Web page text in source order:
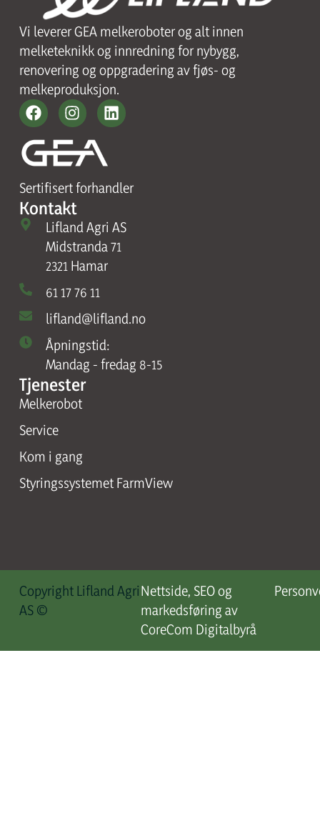
Vi leverer GEA melkeroboter og alt innen
melketeknikk og innredning for nybygg,
renovering og oppgradering av fjøs- og
melkeproduksjon.
Sertifisert forhandler
Kontakt
Lifland Agri AS
Midstranda 71
2321 Hamar
61 17 76 11
lifland@lifland.no
Åpningstid:
Mandag - fredag 8-15
Tjenester
Melkerobot
Service
Kom i gang
Styringssystemet FarmView
Copyright Lifland Agri
AS ©
Nettside, SEO og
markedsføring av
CoreCom Digitalbyrå